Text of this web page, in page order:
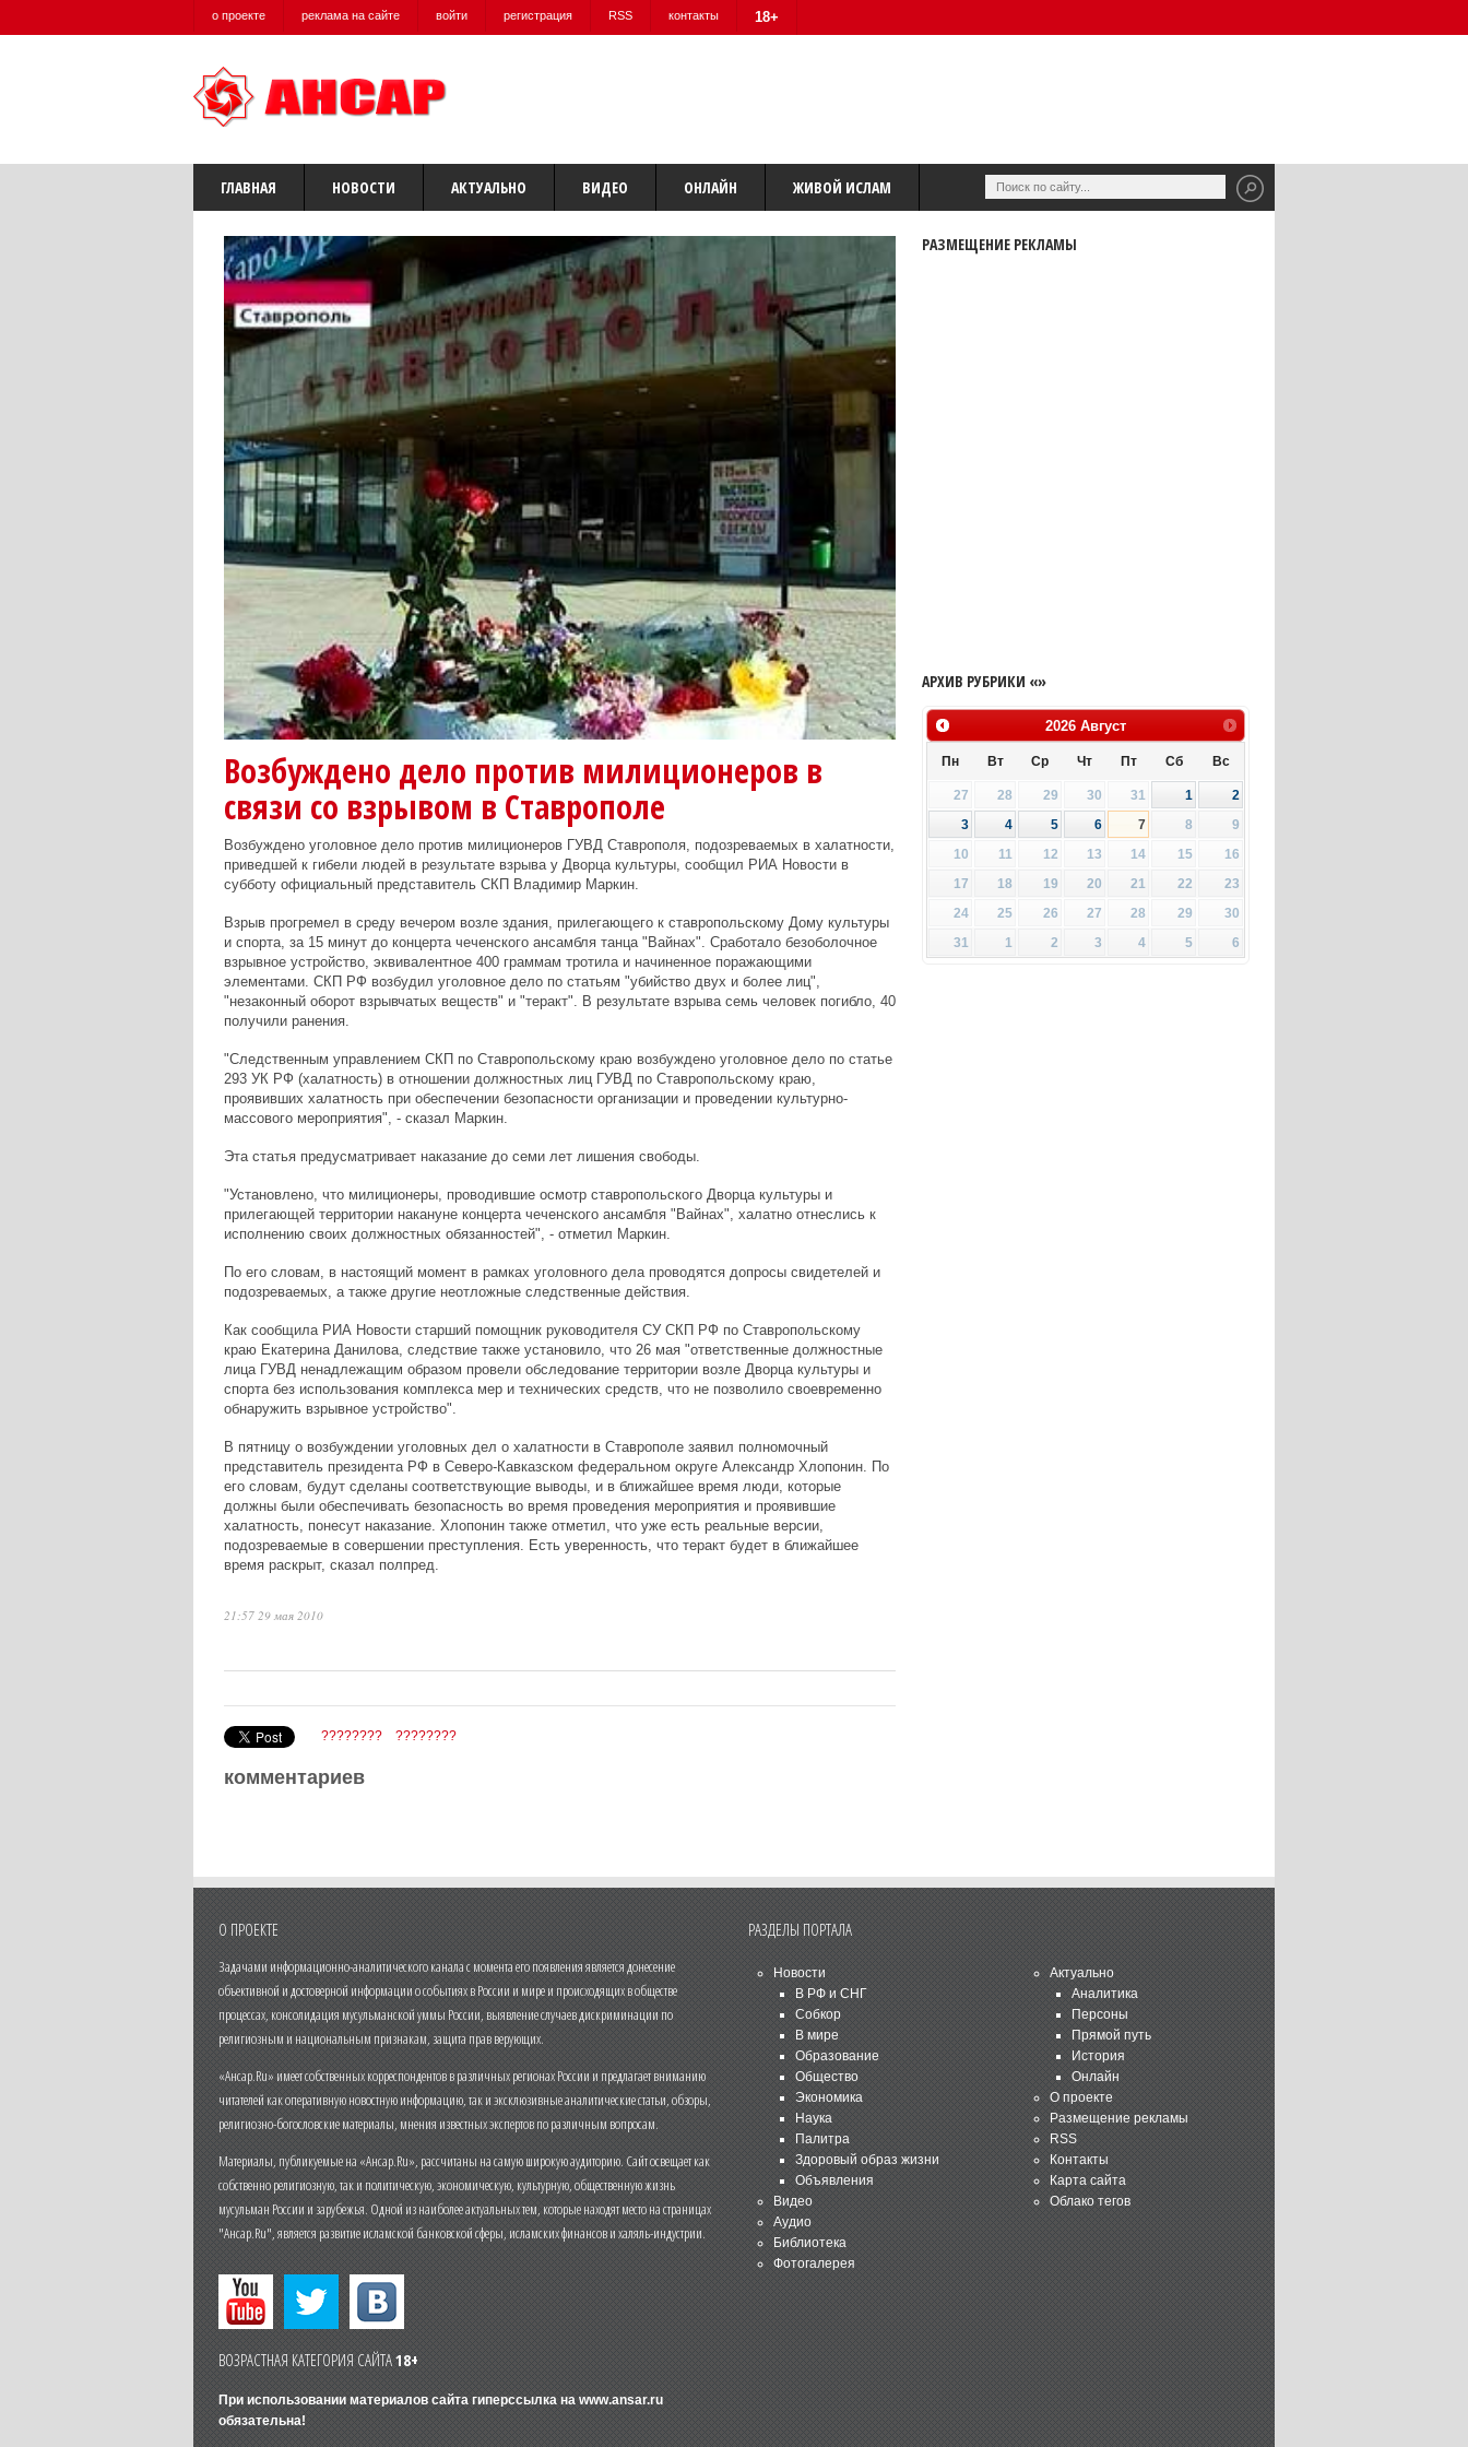
о проекте реклама на сайте войти регистрация RSS контакты 18+
ГЛАВНАЯ НОВОСТИ АКТУАЛЬНО ВИДЕО ОНЛАЙН ЖИВОЙ ИСЛАМ
Возбуждено дело против милиционеров в
связи со взрывом в Ставрополе
Возбуждено уголовное дело против милиционеров ГУВД Ставрополя, подозреваемых в халатности,
приведшей к гибели людей в результате взрыва у Дворца культуры, сообщил РИА Новости в
субботу официальный представитель СКП Владимир Маркин.
Взрыв прогремел в среду вечером возле здания, прилегающего к ставропольскому Дому культуры
и спорта, за 15 минут до концерта чеченского ансамбля танца "Вайнах". Сработало безоболочное
взрывное устройство, эквивалентное 400 граммам тротила и начиненное поражающими
элементами. СКП РФ возбудил уголовное дело по статьям "убийство двух и более лиц",
"незаконный оборот взрывчатых веществ" и "теракт". В результате взрыва семь человек погибло, 40
получили ранения.
"Следственным управлением СКП по Ставропольскому краю возбуждено уголовное дело по статье
293 УК РФ (халатность) в отношении должностных лиц ГУВД по Ставропольскому краю,
проявивших халатность при обеспечении безопасности организации и проведении культурно-
массового мероприятия", - сказал Маркин.
Эта статья предусматривает наказание до семи лет лишения свободы.
"Установлено, что милиционеры, проводившие осмотр ставропольского Дворца культуры и
прилегающей территории накануне концерта чеченского ансамбля "Вайнах", халатно отнеслись к
исполнению своих должностных обязанностей", - отметил Маркин.
По его словам, в настоящий момент в рамках уголовного дела проводятся допросы свидетелей и
подозреваемых, а также другие неотложные следственные действия.
Как сообщила РИА Новости старший помощник руководителя СУ СКП РФ по Ставропольскому
краю Екатерина Данилова, следствие также установило, что 26 мая "ответственные должностные
лица ГУВД ненадлежащим образом провели обследование территории возле Дворца культуры и
спорта без использования комплекса мер и технических средств, что не позволило своевременно
обнаружить взрывное устройство".
В пятницу о возбуждении уголовных дел о халатности в Ставрополе заявил полномочный
представитель президента РФ в Северо-Кавказском федеральном округе Александр Хлопонин. По
его словам, будут сделаны соответствующие выводы, и в ближайшее время люди, которые
должны были обеспечивать безопасность во время проведения мероприятия и проявившие
халатность, понесут наказание. Хлопонин также отметил, что уже есть реальные версии,
подозреваемые в совершении преступления. Есть уверенность, что теракт будет в ближайшее
время раскрыт, сказал полпред.
21:57 29 мая 2010
???????? ????????
комментариев
РАЗМЕЩЕНИЕ РЕКЛАМЫ
АРХИВ РУБРИКИ «»
2026 Август
Пн Вт Ср Чт Пт Сб Вс
27 28 29 30 31 1
2
3
4 5 6 7 8
9
10
11 12 13 14 15
16
17
18 19 20 21 22
23
24
25 26 27 28 29
30
31
1 2 3 4 5 6
О ПРОЕКТЕ
Задачами информационно-аналитического канала с момента его появления является донесение
объективной и достоверной информации о событиях в России и мире и происходящих в обществе
процессах, консолидация мусульманской уммы России, выявление случаев дискриминации по
религиозным и национальным признакам, защита прав верующих.
«Ансар.Ru» имеет собственных корреспондентов в различных регионах России и предлагает вниманию
читателей как оперативную новостную информацию, так и эксклюзивные аналитические статьи, обзоры,
религиозно-богословские материалы, мнения известных экспертов по различным вопросам.
Материалы, публикуемые на «Ансар.Ru», рассчитаны на самую широкую аудиторию. Сайт освещает как
собственно религиозную, так и политическую, экономическую, культурную, общественную жизнь
мусульман России и зарубежья. Одной из наиболее актуальных тем, которые находят место на страницах
"Ансар.Ru", является развитие исламской банковской сферы, исламских финансов и халяль-индустрии.
ВОЗРАСТНАЯ КАТЕГОРИЯ САЙТА18+
При использовании материалов сайта гиперссылка на www.ansar.ru
обязательна!
РАЗДЕЛЫ ПОРТАЛА
Новости
В РФ и СНГ
Собкор
В мире
Образование
Общество
Экономика
Наука
Палитра
Здоровый образ жизни
Объявления
Видео
Аудио
Библиотека
Фотогалерея
Актуально
Аналитика
Персоны
Прямой путь
История
Онлайн
О проекте
Размещение рекламы
RSS
Контакты
Карта сайта
Облако тегов